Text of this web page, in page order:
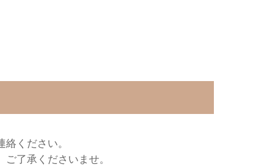
ください。
了承くださいませ。